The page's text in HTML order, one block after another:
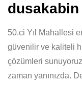
50.ci Yıl Mahallesi
güvenilir ve kaliteli
çözümleri
zaman yanınızda.